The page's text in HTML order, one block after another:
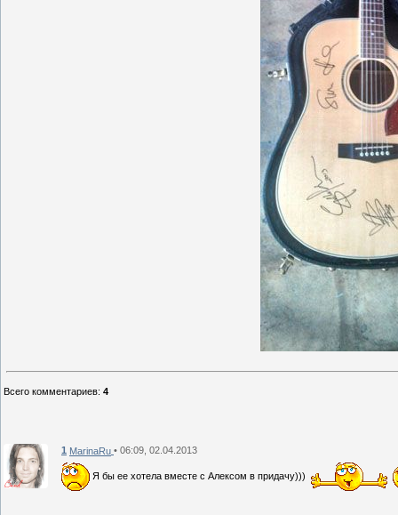
Всего комментариев: 4
1 MarinaRu • 06:09, 02.04.2013
Я бы ее хотела вместе с Алексом в придачу)))